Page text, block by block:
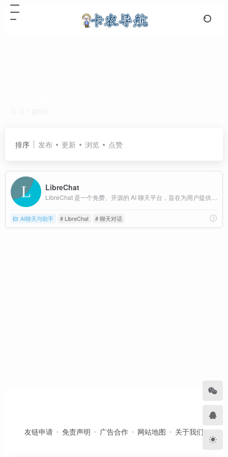
排序 发布 更新 浏览 点赞
LibreChat
AI聊天与助手 # LibreChat # 聊天对话
友链申请 免责声明 广告合作 网站地图 关于我们